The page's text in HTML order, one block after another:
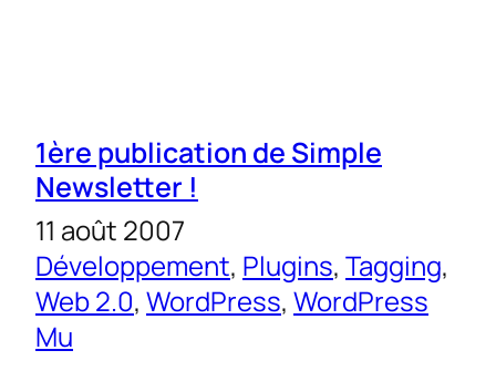
1ère publication de Simple
Newsletter !
11 août 2007
Développement, Plugins, Tagging
Web 2.0, WordPress, WordPress
Mu